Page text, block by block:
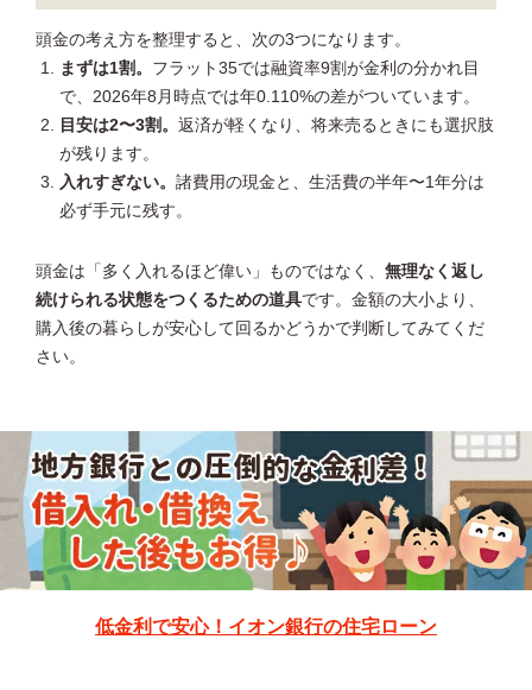
頭金の考え方を整理すると、次の3つになります。
まずは1割。 フラット35では融資率9割が金利の分かれ目
で、2026年8月時点では年0.110%の差がついています。
目安は2〜3割。返済が軽くなり、将来売るときにも選択肢
が残ります。
入れすぎない。諸費用の現金と、生活費の半年〜1年分は
必ず手元に残す。
頭金は「多く入れるほど偉い」ものではなく、 無理なく返し
続けられる状態をつくるための道具です。金額の大小より、
購入後の暮らしが安心して回るかどうかで判断してみてくだ
さい。
低金利で安心！イオン銀行の住宅ローン